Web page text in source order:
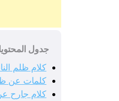
جدول
كلام ظلم
كلمات عن
كلام جارح